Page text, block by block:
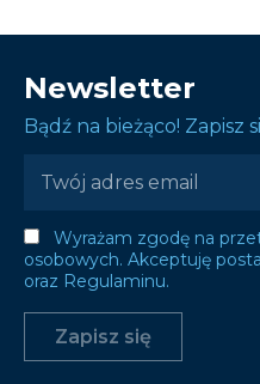
Newsletter
Bądź na bieżąco! Zapisz
Wyrażam zgodę na
osobowych. Akceptuję
oraz Regulaminu.